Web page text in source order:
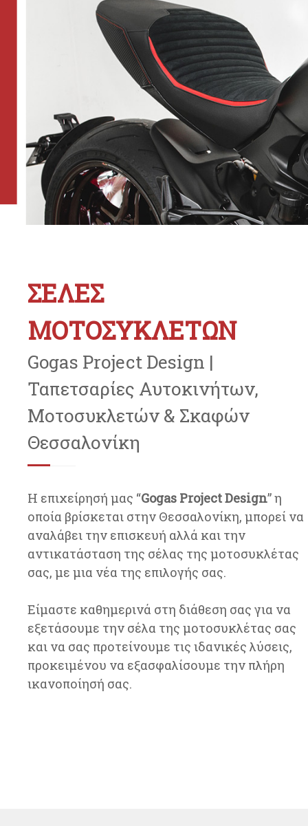
ΣΕΛΕΣ
ΜΟΤΟΣΥΚΛΕΤΩΝ
Gogas Project Design |
Ταπετσαρίες Αυτοκινήτων,
Μοτοσυκλετών & Σκαφών
Θεσσαλονίκη
Η επιχείρησή μας “Gogas Project Design” η
οποία βρίσκεται στην Θεσσαλονίκη, μπορεί να
αναλάβει την επισκευή αλλά και την
αντικατάσταση της σέλας της μοτοσυκλέτας
σας, με μια νέα της επιλογής σας.
Είμαστε καθημερινά στη διάθεση σας για να
εξετάσουμε την σέλα της μοτοσυκλέτας σας
και να σας προτείνουμε τις ιδανικές λύσεις,
προκειμένου να εξασφαλίσουμε την πλήρη
ικανοποίησή σας.